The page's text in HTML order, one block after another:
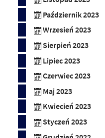
Październik 2023
Wrzesień 2023
Sierpień 2023
Lipiec 2023
Czerwiec 2023
Maj 2023
Kwiecień 2023
Styczeń 2023